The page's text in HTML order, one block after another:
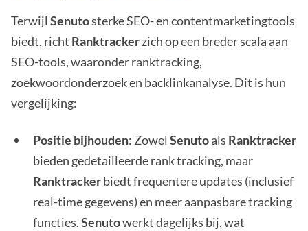
Terwijl Senutosterke SEO- en contentmarketingtools
biedt, richt Ranktrackerzich op een breder scala aan
SEO-tools, waaronder ranktracking,
zoekwoordonderzoek en backlinkanalyse. Dit is hun
vergelijking:
Positie bijhouden: Zowel Senutoals Ranktracker
bieden gedetailleerde rank tracking, maar
Ranktrackerbiedt frequentere updates (inclusief
real-time gegevens) en meer aanpasbare tracking
functies.Senutowerkt dagelijks bij, wat